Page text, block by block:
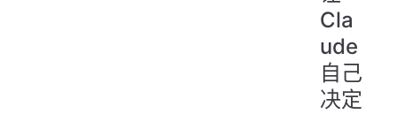
Cla
ude
自己
决定